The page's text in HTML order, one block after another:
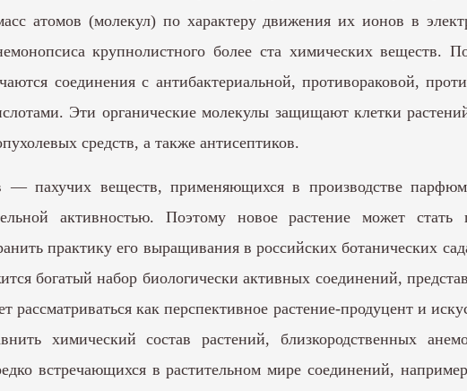
атомов (молекул) по характеру движения их ионов в
крупнолистного более ста химических
соединения с антибактериальной, противораковой,
Эти органические молекулы защищают клетки
средств, а также антисептиков.
— пахучих веществ, применяющихся в производстве
активностью. Поэтому новое растение может
практику его выращивания в российских ботанических
богатый набор биологически активных соединений,
как перспективное растение-продуцент и
химический состав растений, близкородственных
встречающихся в растительном мире соединений,